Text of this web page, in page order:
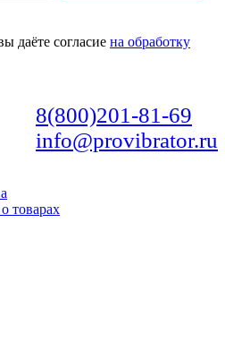
даёте согласие на обработку
8(800)201-81-69
info@provibrator.ru
товарах